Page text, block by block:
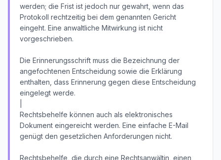
werden; die Frist ist jedoch nur gewahrt, wenn das
Protokoll rechtzeitig bei dem genannten Gericht
eingeht. Eine anwaltliche Mitwirkung ist nicht
vorgeschrieben.
Die Erinnerungsschrift muss die Bezeichnung der
angefochtenen Entscheidung sowie die Erklärung
enthalten, dass Erinnerung gegen diese Entscheidung
eingelegt werde.
Rechtsbehelfe können auch als elektronisches
Dokument eingereicht werden. Eine einfache E-Mail
genügt den gesetzlichen Anforderungen nicht.
Rechtsbehelfe, die durch eine Rechtsanwältin, einen